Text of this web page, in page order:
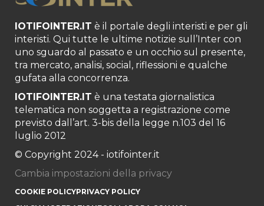
IOTIFOINTER.IT è il portale degli interisti e per gli
interisti. Qui tutte le ultime notizie sull’Inter con
uno sguardo al passato e un occhio sul presente,
tra mercato, analisi, social, riflessioni e qualche
gufata alla concorrenza.
IOTIFOINTER.IT è una testata giornalistica
telematica non soggetta a registrazione come
previsto dall’art. 3-bis della legge n.103 del 16
luglio 2012
© Copyright 2024 - iotifointer.it
Cambia impostazioni della privacy
COOKIE POLICYPRIVACY POLICY